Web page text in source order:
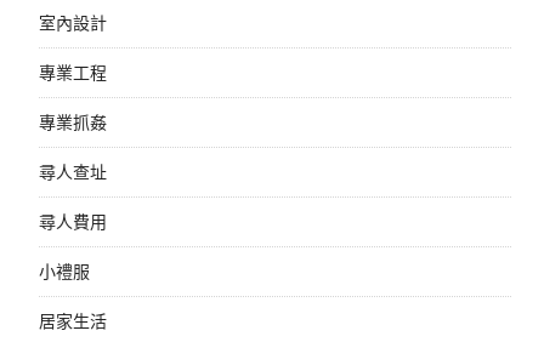
室內設計
專業工程
專業抓姦
尋人查址
尋人費用
小禮服
居家生活